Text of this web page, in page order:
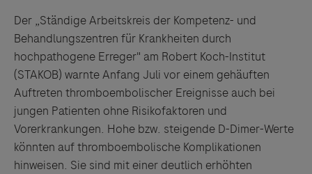
Der „Ständige Arbeitskreis der Kompetenz- und
Behandlungszentren für Krankheiten durch
hochpathogene Erreger" am Robert Koch-Institut
(STAKOB) warnte Anfang Juli vor einem gehäuften
Auftreten thromboembolischer Ereignisse auch bei
jungen Patienten ohne Risikofaktoren und
Vorerkrankungen. Hohe bzw. steigende D-Dimer-Werte
könnten auf thromboembolische Komplikationen
hinweisen. Sie sind mit einer deutlich erhöhten